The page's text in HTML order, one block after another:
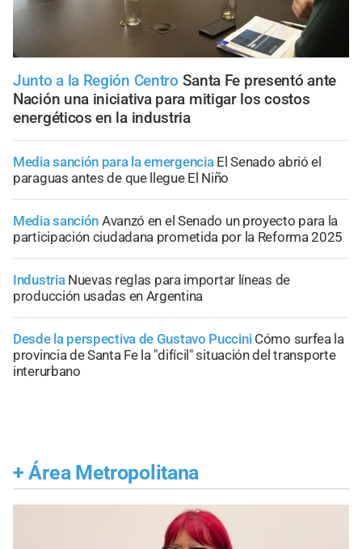
Junto a la Región Centro Santa Fe presentó ante
Nación una iniciativa para mitigar los costos
energéticos en la industria
Media sanción para la emergencia El Senado abrió el
paraguas antes de que llegue El Niño
Media sanción Avanzó en el Senado un proyecto para la
participación ciudadana prometida por la Reforma 2025
Industria Nuevas reglas para importar líneas de
producción usadas en Argentina
Desde la perspectiva de Gustavo Puccini Cómo surfea la
provincia de Santa Fe la "difícil" situación del transporte
interurbano
+ Área Metropolitana